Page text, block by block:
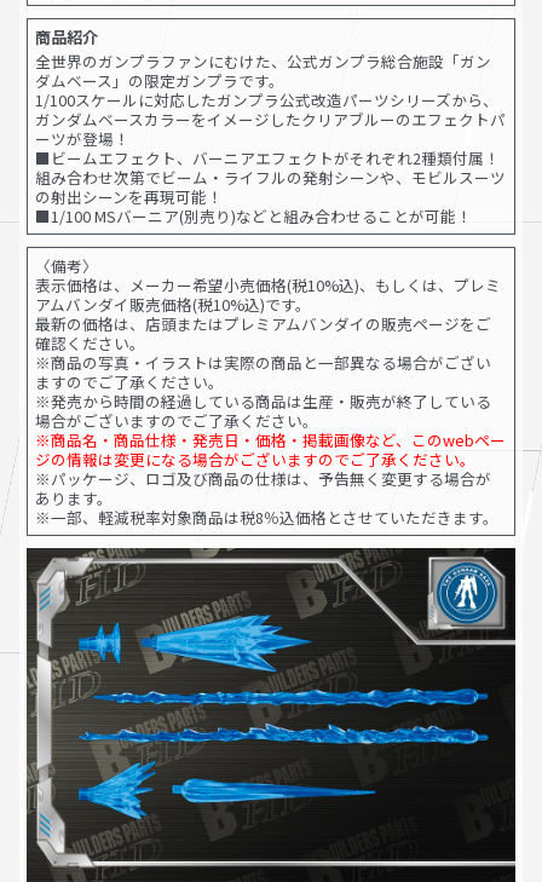
商品紹介
全世界のガンプラファンにむけた、公式ガンプラ総合施設「ガン
ダムベース」の限定ガンプラです。
1/100スケールに対応したガンプラ公式改造パーツシリーズから、
ガンダムベースカラーをイメージしたクリアブルーのエフェクトパ
ーツが登場！
■ビームエフェクト、バーニアエフェクトがそれぞれ2種類付属！
組み合わせ次第でビーム・ライフルの発射シーンや、モビルスーツ
の射出シーンを再現可能！
■1/100 MSバーニア(別売り)などと組み合わせることが可能！
〈備考〉
表示価格は、メーカー希望小売価格(税10%込)、もしくは、プレミ
アムバンダイ販売価格(税10%込)です。
最新の価格は、店頭またはプレミアムバンダイの販売ページをご
確認ください。
※商品の写真・イラストは実際の商品と一部異なる場合がござい
ますのでご了承ください。
※発売から時間の経過している商品は生産・販売が終了している
場合がございますのでご了承ください。
※商品名・商品仕様・発売日・価格・掲載画像など、このwebペー
ジの情報は変更になる場合がございますのでご了承ください。
※パッケージ、ロゴ及び商品の仕様は、予告無く変更する場合が
あります。
※一部、軽減税率対象商品は税8％込価格とさせていただきます。